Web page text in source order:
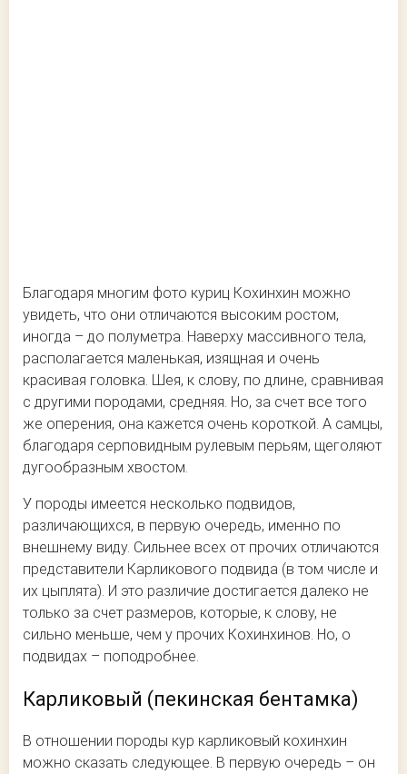
Благодаря многим фото куриц Кохинхин можно
увидеть, что они отличаются высоким ростом,
иногда – до полуметра. Наверху массивного тела,
располагается маленькая, изящная и очень
красивая головка. Шея, к слову, по длине, сравнивая
с другими породами, средняя. Но, за счет все того
же оперения, она кажется очень короткой. А самцы,
благодаря серповидным рулевым перьям, щеголяют
дугообразным хвостом.
У породы имеется несколько подвидов,
различающихся, в первую очередь, именно по
внешнему виду. Сильнее всех от прочих отличаются
представители Карликового подвида (в том числе и
их цыплята). И это различие достигается далеко не
только за счет размеров, которые, к слову, не
сильно меньше, чем у прочих Кохинхинов. Но, о
подвидах – поподробнее.
Карликовый (пекинская бентамка)
В отношении породы кур карликовый кохинхин
можно сказать следующее. В первую очередь – он